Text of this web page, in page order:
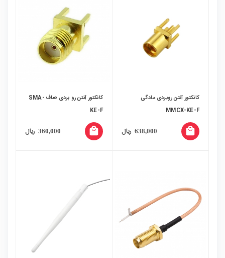
کانکتور آنتن روبردی مادگی
MMCX-KE-F
638,000 ریال local_mall
کانکتور آنتن رو بردی صاف SMA-
KE-F
360,000 ریال local_mall